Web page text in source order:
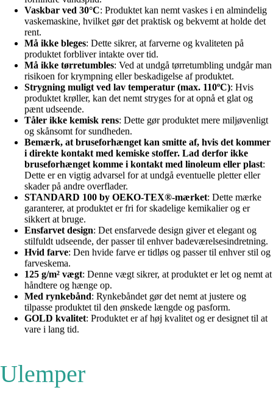
Vaskbar ved 30°C: Produktet kan nemt vaskes i en almindelig
vaskemaskine, hvilket gør det praktisk og bekvemt at holde det
rent.
Må ikke bleges: Dette sikrer, at farverne og kvaliteten på
produktet forbliver intakte over tid.
Må ikke tørretumbles: Ved at undgå tørretumbling undgår man
risikoen for krympning eller beskadigelse af produktet.
Strygning muligt ved lav temperatur (max. 110ºC): Hvis
produktet krøller, kan det nemt stryges for at opnå et glat og
pænt udseende.
Tåler ikke kemisk rens: Dette gør produktet mere miljøvenligt
og skånsomt for sundheden.
Bemærk, at bruseforhænget kan smitte af, hvis det kommer
i direkte kontakt med kemiske stoffer. Lad derfor ikke
bruseforhænget komme i kontakt med linoleum eller plast:
Dette er en vigtig advarsel for at undgå eventuelle pletter eller
skader på andre overflader.
STANDARD 100 by OEKO-TEX®-mærket: Dette mærke
garanterer, at produktet er fri for skadelige kemikalier og er
sikkert at bruge.
Ensfarvet design: Det ensfarvede design giver et elegant og
stilfuldt udseende, der passer til enhver badeværelsesindretning.
Hvid farve: Den hvide farve er tidløs og passer til enhver stil og
farveskema.
125 g/m² vægt: Denne vægt sikrer, at produktet er let og nemt at
håndtere og hænge op.
Med rynkebånd: Rynkebåndet gør det nemt at justere og
tilpasse produktet til den ønskede længde og pasform.
GOLD kvalitet: Produktet er af høj kvalitet og er designet til at
vare i lang tid.
Ulemper